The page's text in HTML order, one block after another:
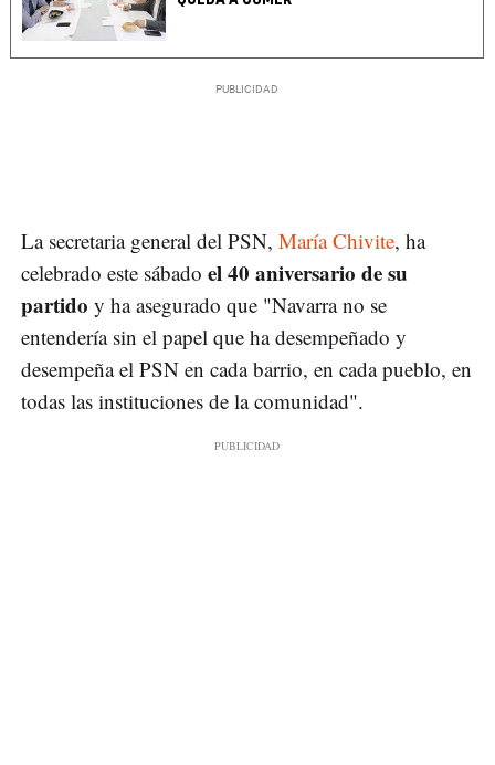
La secretaria general del PSN, María Chivite, ha
celebrado este sábado el 40 aniversario de su
partido y ha asegurado que "Navarra no se
entendería sin el papel que ha desempeñado y
desempeña el PSN en cada barrio, en cada pueblo, en
todas las instituciones de la comunidad".